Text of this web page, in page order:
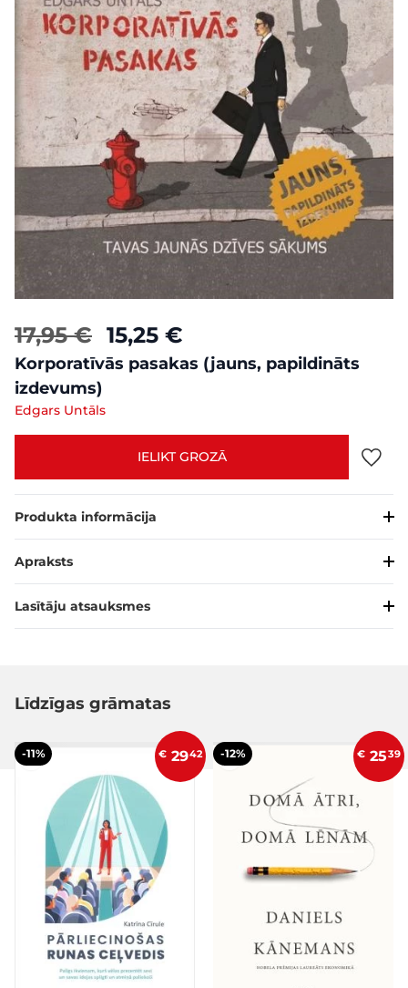
17,95 € 15,25 €
Korporatīvās pasakas (jauns, papildināts
izdevums)
Edgars Untāls
IELIKT GROZĀ
Produkta informācija
Apraksts
Lasītāju atsauksmes
Līdzīgas grāmatas
-11% € 2942 -12% € 2539